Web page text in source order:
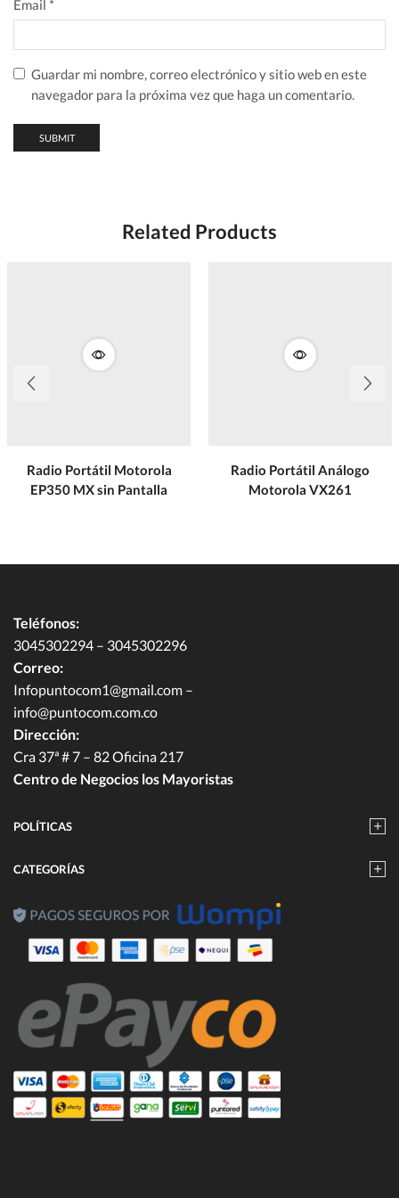
Email *
Guardar mi nombre, correo electrónico y sitio web en este
navegador para la próxima vez que haga un comentario.
Related Products
Radio Portátil Motorola
EP350 MX sin Pantalla
Radio Portátil Análogo
Motorola VX261
Teléfonos:
3045302294 – 3045302296
Correo:
Infopuntocom1@gmail.com –
info@puntocom.com.co
Dirección:
Cra 37ª # 7 – 82 Oficina 217
Centro de Negocios los Mayoristas
POLÍTICAS
CATEGORÍAS